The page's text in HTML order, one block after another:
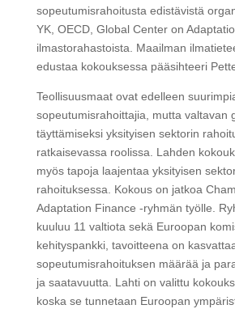
sopeutumisrahoitusta edistävistä
YK, OECD, Global Center on
ilmastorahastoista. Maailman
edustaa kokouksessa pääsihteeri
Teollisuusmaat ovat edelleen
sopeutumisrahoittajia, mutta valtavan
täyttämiseksi yksityisen sektorin
ratkaisevassa roolissa. Lahden
myös tapoja laajentaa yksityisen
rahoituksessa. Kokous on jatkoa
Adaptation Finance -ryhmän työlle.
kuuluu 11 valtiota sekä Euroopan
kehityspankki, tavoitteena on
sopeutumisrahoituksen määrää ja
ja saatavuutta. Lahti on valittu
koska se tunnetaan Euroopan